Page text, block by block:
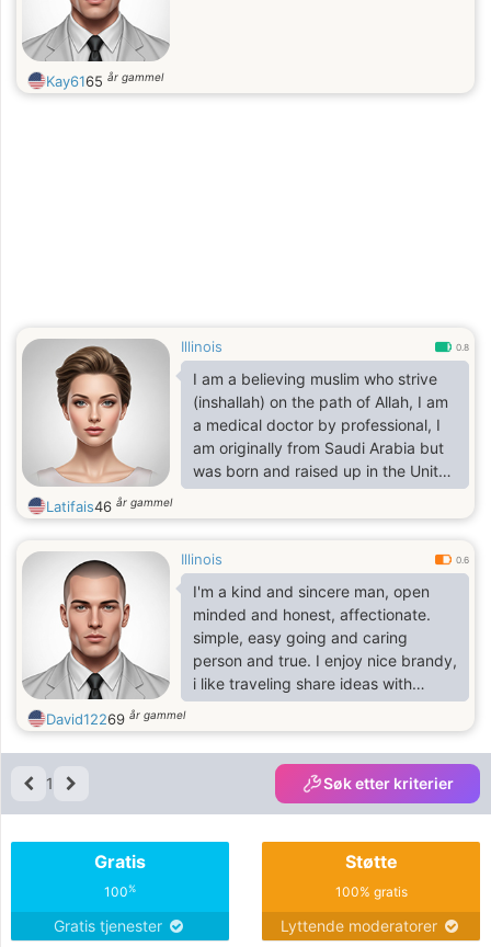
Kay6165 år gammel
Illinois 0.8
I am a believing muslim who strive
(inshallah) on the path of Allah, I am
a medical doctor by professional, I
am originally from Saudi Arabia but
was born and raised up in the United
states. i am 5.8 tall, fair skinned and
moderate in seize. I am looking for a
submissive to the commands of
ALLAH in all ramification as i strive to
do the same.
Latifais46 år gammel
Illinois 0.6
I'm a kind and sincere man, open
minded and honest, affectionate.
simple, easy going and caring
person and true. I enjoy nice brandy,
i like traveling share ideas with
friends. I love to joke and put smile
to the face of people around me
David12269 år gammel
1 Søk etter kriterier
Gratis
100%
Gratis tjenester
Støtte
100% gratis
Lyttende moderatorer